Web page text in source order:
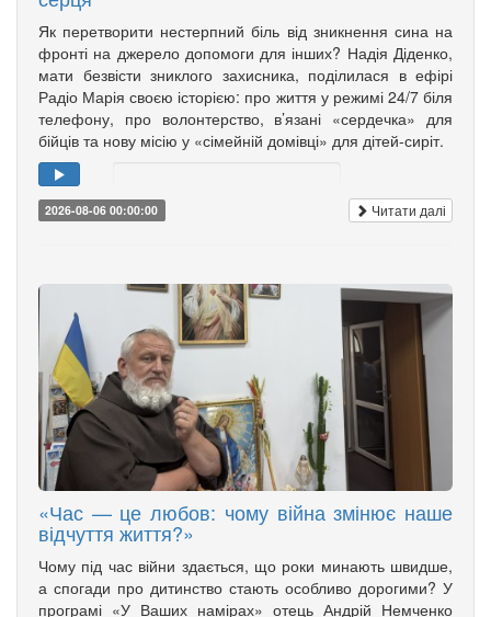
Як перетворити нестерпний біль від зникнення сина на
фронті на джерело допомоги для інших? Надія Діденко,
мати безвісти зниклого захисника, поділилася в ефірі
Радіо Марія своєю історією: про життя у режимі 24/7 біля
телефону, про волонтерство, в’язані «сердечка» для
бійців та нову місію у «сімейній домівці» для дітей-сиріт.
2026-08-06 00:00:00 Читати далі
«Час — це любов: чому війна змінює наше
відчуття життя?»
Чому під час війни здається, що роки минають швидше,
а спогади про дитинство стають особливо дорогими? У
програмі «У Ваших намірах» отець Андрій Немченко